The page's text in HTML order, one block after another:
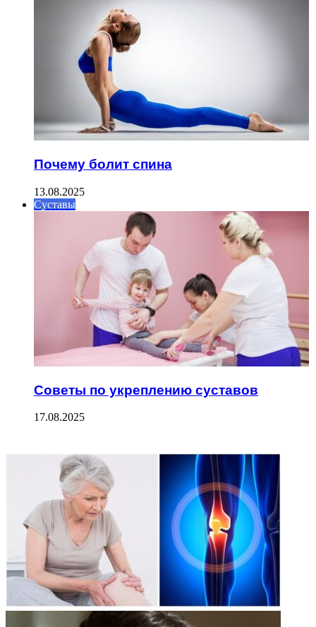
Почему болит спина
13.08.2025
Суставы
Советы по укреплению суставов
17.08.2025